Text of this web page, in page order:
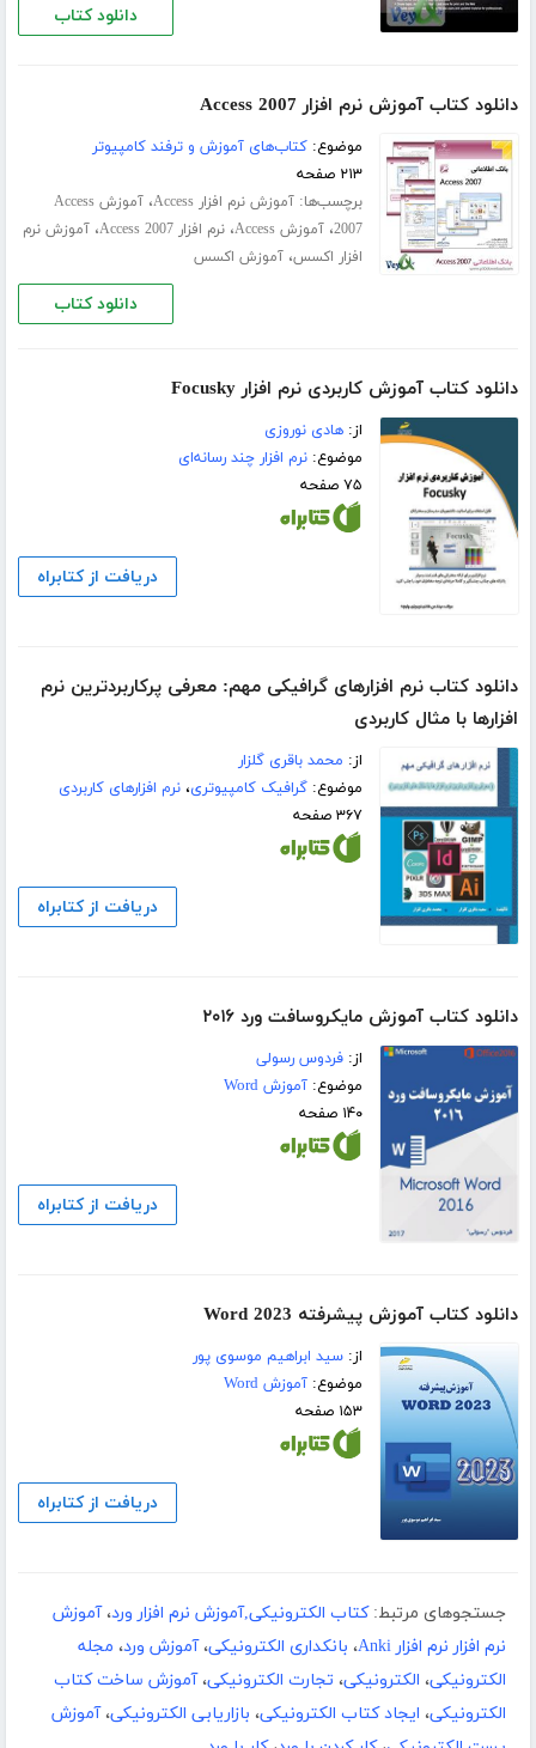
دانلود کتاب
دانلود کتاب آموزش نرم افزار Access 2007
موضوع:کتاب‌های آموزش و ترفند کامپیوتر
۲۱۳ صفحه
برچسب‌ها:آموزش نرم افزار Access ،
آموزش Access
2007،آموزش Access ،نرم افزار Access 2007 ،آموزش نرم
افزار اکسس،آموزش اکسس
دانلود کتاب
دانلود کتاب آموزش کاربردی نرم افزار Focusky
از:هادی نوروزی
موضوع:نرم افزار چند رسانه‌ای
۷۵ صفحه
دریافت از کتابراه
دانلود کتاب نرم افزارهای گرافیکی مهم: معرفی پرکاربردترین نرم
افزارها با مثال کاربردی
از: محمد باقری گلزار
موضوع:گرافیک کامپیوتری،نرم افزارهای کاربردی
۳۶۷ صفحه
دریافت از کتابراه
دانلود کتاب آموزش مایکروسافت ورد ۲۰۱۶
از:فردوس رسولی
موضوع:آموزش Word
۱۴۰ صفحه
دریافت از کتابراه
دانلود کتاب آموزش پیشرفته Word 2023
از:سید ابراهیم موسوی پور
موضوع:آموزش Word
۱۵۳ صفحه
دریافت از کتابراه
جستجوهای مرتبط: کتاب الکترونیکی,آموزش نرم افزار ورد،آموزش
نرم افزار نرم افزار Anki
، بانکداری الکترونیکی،آموزش ورد، مجله
الکترونیکی، الکترونیکی، تجارت الکترونیکی،آموزش ساخت کتاب
الکترونیکی، ایجاد کتاب الکترونیکی، بازاریابی الکترونیکی،آموزش